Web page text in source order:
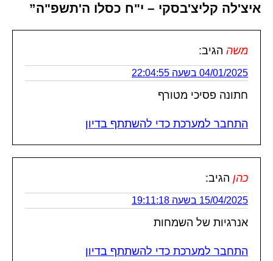
איצ'לה קליצ'בסקי – י"ח כסלו ה'תשפ"ה”
משה הגיב:
04/01/2025 בשעה 22:04:55
חתונה פסיכי מטורף
התחבר למערכת כדי להשתתף בדיון
כהן הגיב:
15/04/2025 בשעה 19:11:18
אנרגיות של השמחות
התחבר למערכת כדי להשתתף בדיון